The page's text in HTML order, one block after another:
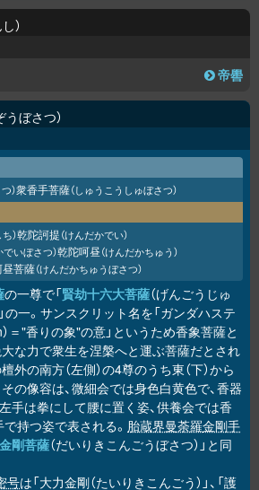
帝嚳
うぼさつ
）衆香手菩薩（しゅうこうしゅぼさつ）
）乾陀訶提（けんだかでい）
でいぼさつ）乾陀呵昼（けんだかちゅう）
菩薩（けんだかちゅうぼさつ）
の一尊で「賢劫十六大菩薩（げんごうじゅ
の一。サンスクリット名を「ガンダハステ
＝"香りの象"の意」というため香象菩薩と
な力で衆生を涅槃へと運ぶ菩薩だとされ
外の南方（左側）の4尊のうち東（下）から
の像容は、微細会では身色白黄色で、香器
手は拳にして腰に置く姿、供養会では香
持つ姿で表される。 胎蔵界曼荼羅金剛手
剛菩薩（だいりきこんごうぼさつ）」と同
号は「大力金剛（たいりきこんごう）」、「護